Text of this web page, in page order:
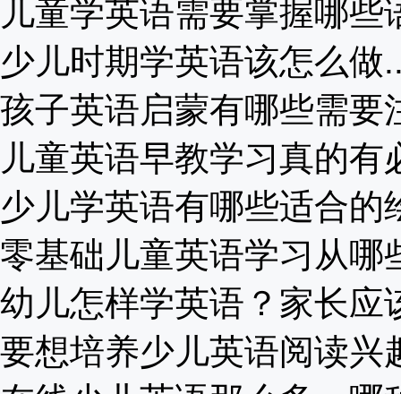
儿童学英语需要掌握哪些
少儿时期学英语该怎么做
孩子英语启蒙有哪些需要
儿童英语早教学习真的有
少儿学英语有哪些适合的
零基础儿童英语学习从哪
幼儿怎样学英语？家长应
要想培养少儿英语阅读兴